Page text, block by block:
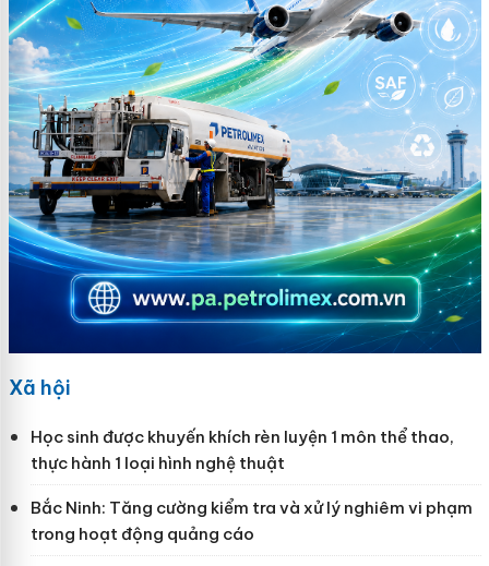
Xã hội
Học sinh được khuyến khích rèn luyện 1 môn thể thao,
thực hành 1 loại hình nghệ thuật
Bắc Ninh: Tăng cường kiểm tra và xử lý nghiêm vi phạm
trong hoạt động quảng cáo